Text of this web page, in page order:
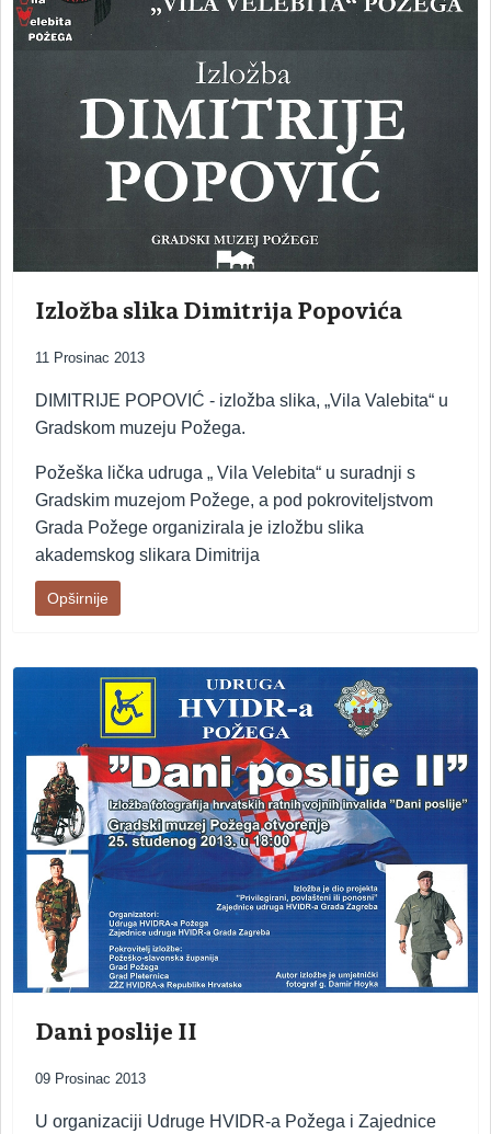
Izložba slika Dimitrija Popovića
11 Prosinac 2013
DIMITRIJE POPOVIĆ - izložba slika, „Vila Valebita“ u
Gradskom muzeju Požega.
Požeška lička udruga „ Vila Velebita“ u suradnji s
Gradskim muzejom Požege, a pod pokroviteljstvom
Grada Požege organizirala je izložbu slika
akademskog slikara Dimitrija
Opširnije
Dani poslije II
09 Prosinac 2013
U organizaciji Udruge HVIDR-a Požega i Zajednice